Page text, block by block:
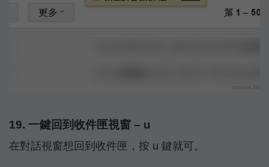
19. 一鍵回到收件匣視窗 – u
在對話視窗想回到收件匣，按 u 鍵就可。